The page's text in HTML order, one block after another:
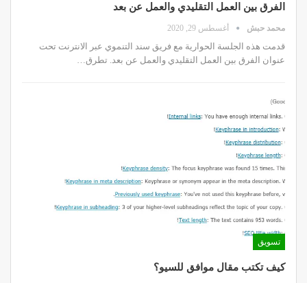
الفرق بين العمل التقليدي والعمل عن بعد
محمد حبش أغسطس 29, 2020
قدمت هذه الجلسة الحوارية مع فريق سند التنموي عبر الانترنت تحت
عنوان الفرق بين العمل التقليدي والعمل عن بعد. تطرق…
تسويق
كيف تكتب مقال موافق للسيو؟